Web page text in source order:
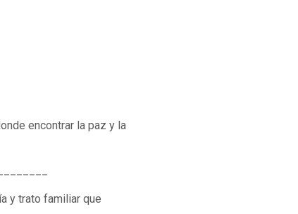
encontrar la paz y la
y trato familiar que